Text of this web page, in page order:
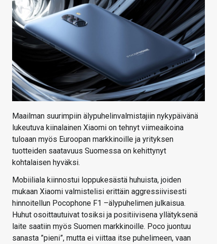
KAUPPA
VAIHDA TEEMA
HAKU
Maailman suurimpiin älypuhelinvalmistajiin nykypäivänä
lukeutuva kiinalainen Xiaomi on tehnyt viimeaikoina
tuloaan myös Euroopan markkinoille ja yrityksen
tuotteiden saatavuus Suomessa on kehittynyt
kohtalaisen hyväksi.
Mobiiliala kiinnostui loppukesästä huhuista, joiden
mukaan Xiaomi valmistelisi erittäin aggressiivisesti
hinnoitellun Pocophone F1 –älypuhelimen julkaisua.
Huhut osoittautuivat tosiksi ja positiivisena yllätyksenä
laite saatiin myös Suomen markkinoille. Poco juontuu
sanasta ”pieni”, mutta ei viittaa itse puhelimeen, vaan